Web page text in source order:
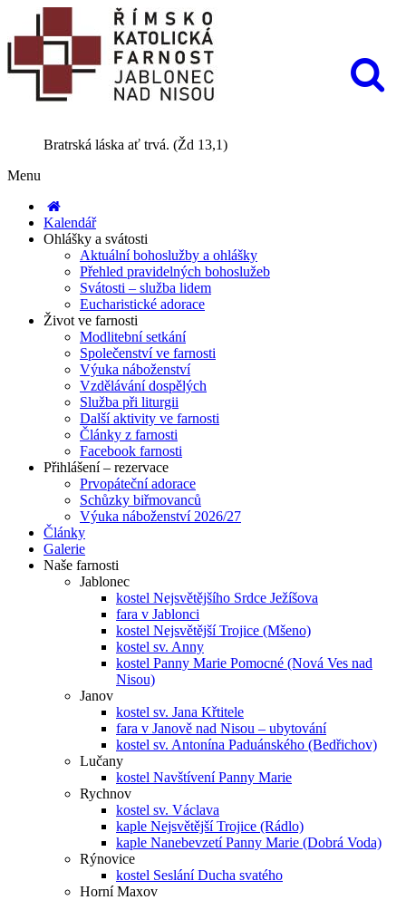
Bratrská láska ať trvá. (Žd 13,1)
Menu
Kalendář
Ohlášky a svátosti
Aktuální bohoslužby a ohlášky
Přehled pravidelných bohoslužeb
Svátosti – služba lidem
Eucharistické adorace
Život ve farnosti
Modlitební setkání
Společenství ve farnosti
Výuka náboženství
Vzdělávání dospělých
Služba při liturgii
Další aktivity ve farnosti
Články z farnosti
Facebook farnosti
Přihlášení – rezervace
Prvopáteční adorace
Schůzky biřmovanců
Výuka náboženství 2026/27
Články
Galerie
Naše farnosti
Jablonec
kostel Nejsvětějšího Srdce Ježíšova
fara v Jablonci
kostel Nejsvětější Trojice (Mšeno)
kostel sv. Anny
kostel Panny Marie Pomocné (Nová Ves nad
Nisou)
Janov
kostel sv. Jana Křtitele
fara v Janově nad Nisou – ubytování
kostel sv. Antonína Paduánského (Bedřichov)
Lučany
kostel Navštívení Panny Marie
Rychnov
kostel sv. Václava
kaple Nejsvětější Trojice (Rádlo)
kaple Nanebevzetí Panny Marie (Dobrá Voda)
Rýnovice
kostel Seslání Ducha svatého
Horní Maxov